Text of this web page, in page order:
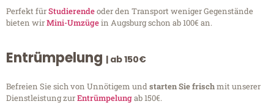
Perfekt fürStudierendeoder den Transport weniger Gegenstände
bieten wirMini-Umzügein Augsburg schon ab 100€ an.
Entrümpelung | ab 150€
Befreien Sie sich von Unnötigem undstarten Sie frischmit unserer
Dienstleistung zurEntrümpelungab 150€.